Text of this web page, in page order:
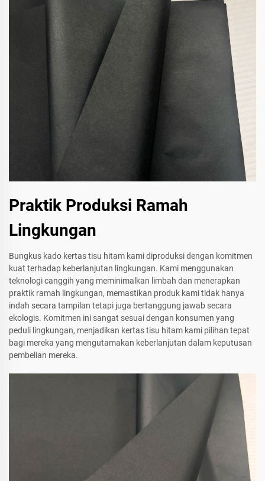
Praktik Produksi Ramah
Lingkungan
Bungkus kado kertas tisu hitam kami diproduksi dengan komitmen
kuat terhadap keberlanjutan lingkungan. Kami menggunakan
teknologi canggih yang meminimalkan limbah dan menerapkan
praktik ramah lingkungan, memastikan produk kami tidak hanya
indah secara tampilan tetapi juga bertanggung jawab secara
ekologis. Komitmen ini sangat sesuai dengan konsumen yang
peduli lingkungan, menjadikan kertas tisu hitam kami pilihan tepat
bagi mereka yang mengutamakan keberlanjutan dalam keputusan
pembelian mereka.